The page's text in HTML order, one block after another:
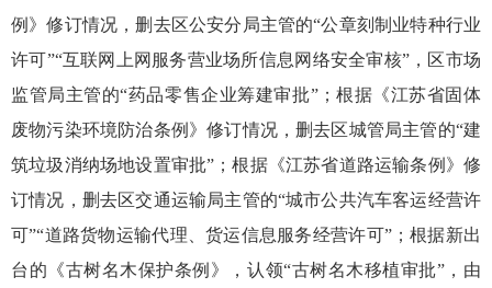
例》修订情况，删去区公安分局主管的“公章刻制业特种行业
许可”“互联网上网服务营业场所信息网络安全审核”，区市场
监管局主管的“药品零售企业筹建审批”；根据《江苏省固体
废物污染环境防治条例》修订情况，删去区城管局主管的“建
筑垃圾消纳场地设置审批”；根据《江苏省道路运输条例》修
订情况，删去区交通运输局主管的“城市公共汽车客运经营许
可”“道路货物运输代理、货运信息服务经营许可”；根据新出
台的《古树名木保护条例》，认领“古树名木移植审批”，由